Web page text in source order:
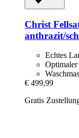
Christ
anthrazit/
Echtes
€ 499,99
Gratis